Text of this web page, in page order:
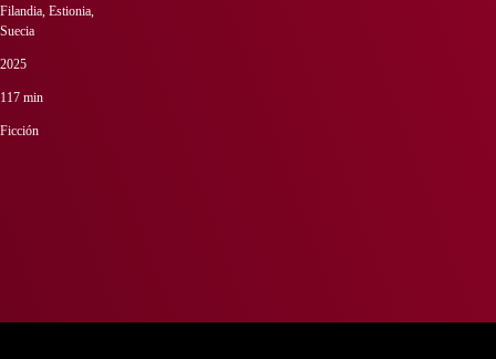
Filandia, Estionia,
Suecia
2025
117 min
Ficción